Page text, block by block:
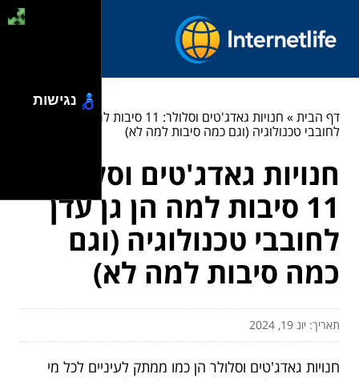
דף הבית»
חנויות גאדג'טים וסלולר: 11 סיבות למה הן גן עדן
לחובבי טכנולוגיה (וגם כמה סיבות למה לא)
חנויות גאדג'טים וסלולר:
11 סיבות למה הן גן עדן
לחובבי טכנולוגיה (וגם
כמה סיבות למה לא)
תאריך: יונ 19, 2024
חנויות גאדג'טים וסלולר הן כמו ממתק לעיניים לכל מי
נגישות